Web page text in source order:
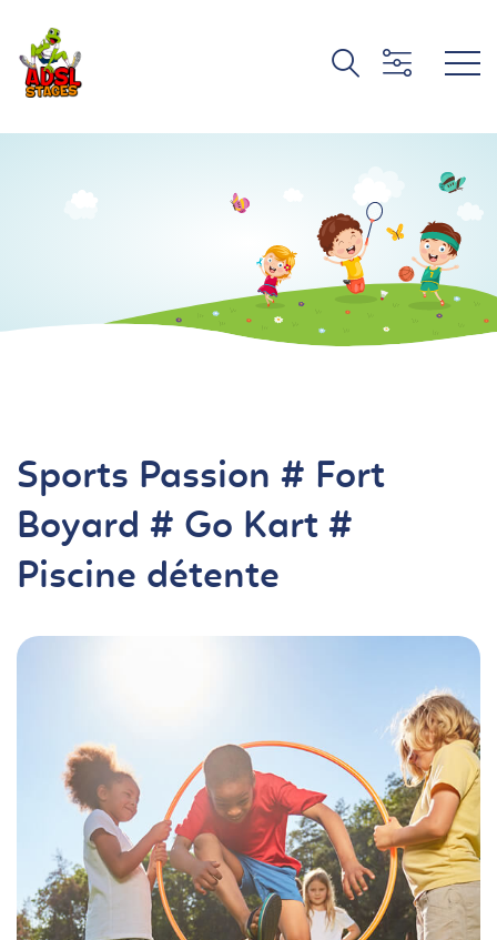
Sports Passion # Fort
Boyard # Go Kart #
Piscine détente